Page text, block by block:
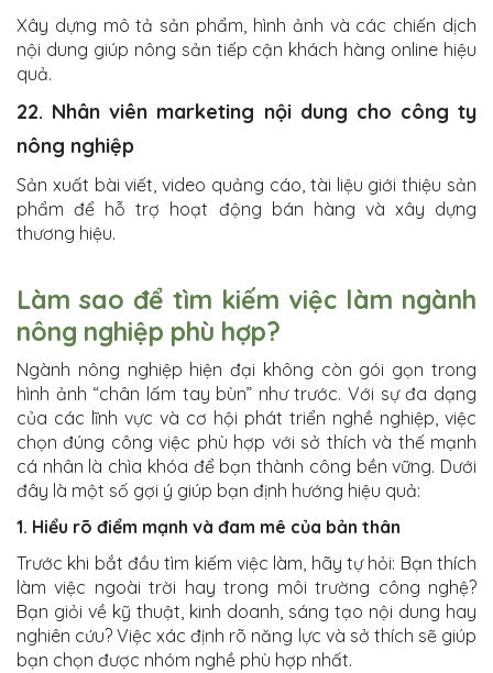
Xây dựng mô tả sản phẩm, hình ảnh và các chiến dịch
nội dung giúp nông sản tiếp cận khách hàng online hiệu
quả.
22. Nhân viên marketing nội dung cho công ty
nông nghiệp
Sản xuất bài viết, video quảng cáo, tài liệu giới thiệu sản
phẩm để hỗ trợ hoạt động bán hàng và xây dựng
thương hiệu.
Làm sao để tìm kiếm việc làm ngành
nông nghiệp phù hợp?
Ngành nông nghiệp hiện đại không còn gói gọn trong
hình ảnh “chân lấm tay bùn” như trước. Với sự đa dạng
của các lĩnh vực và cơ hội phát triển nghề nghiệp, việc
chọn đúng công việc phù hợp với sở thích và thế mạnh
cá nhân là chìa khóa để bạn thành công bền vững. Dưới
đây là một số gợi ý giúp bạn định hướng hiệu quả:
1. Hiểu rõ điểm mạnh và đam mê của bản thân
Trước khi bắt đầu tìm kiếm việc làm, hãy tự hỏi: Bạn thích
làm việc ngoài trời hay trong môi trường công nghệ?
Bạn giỏi về kỹ thuật, kinh doanh, sáng tạo nội dung hay
nghiên cứu? Việc xác định rõ năng lực và sở thích sẽ giúp
bạn chọn được nhóm nghề phù hợp nhất.